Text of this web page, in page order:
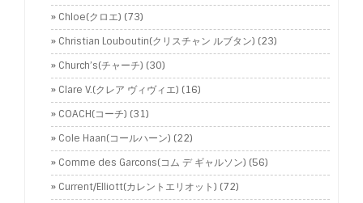
Chloe(クロエ) (73)
Christian Louboutin(クリスチャン ルブタン) (23)
Church’s(チャーチ) (30)
Clare V.(クレア ヴィヴィエ) (16)
COACH(コーチ) (31)
Cole Haan(コールハーン) (22)
Comme des Garcons(コム デ ギャルソン) (56)
Current/Elliott(カレントエリオット) (72)